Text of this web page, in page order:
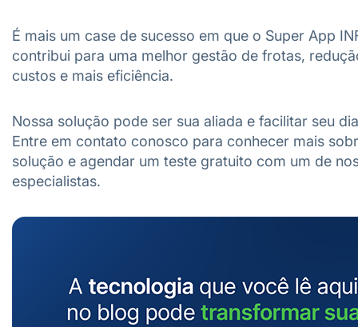
É mais um case de sucesso em que o Super App
contribui para uma melhor gestão de frotas,
custos e mais eficiência.
Nossa solução pode ser sua aliada e facilitar seu
Entre em contato conosco para conhecer mais
solução e agendar um teste gratuito com um de
especialistas.